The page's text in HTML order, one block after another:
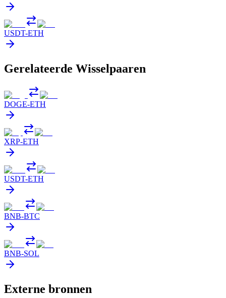
USDT-ETH
Gerelateerde Wisselpaaren
DOGE-ETH
XRP-ETH
USDT-ETH
BNB-BTC
BNB-SOL
Externe bronnen